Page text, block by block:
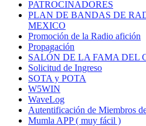
PATROCINADORES
PLAN DE BANDAS DE
MEXICO
Promoción de la Radio afición
Propagación
SALÓN DE LA FAMA DEL
Solicitud de Ingreso
SOTA y POTA
W5WIN
WaveLog
Autentificación de Miembros
Mumla APP ( muy fácil )